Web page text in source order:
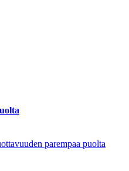
parempaa puolta